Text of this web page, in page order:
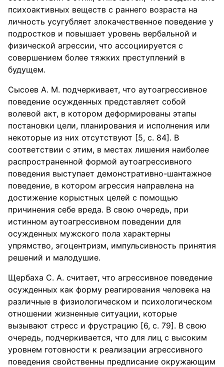
психоактивных веществ с раннего возраста на
личность усугубляет злокачественное поведение у
подростков и повышает уровень вербальной и
физической агрессии, что ассоциируется с
совершением более тяжких преступлений в
будущем.
Сысоев А. М. подчеркивает, что аутоагрессивное
поведение осужденных представляет собой
волевой акт, в котором деформированы этапы
постановки цели, планирования и исполнения или
некоторые из них отсутствуют [5, с. 84]. В
соответствии с этим, в местах лишения наиболее
распространенной формой аутоагрессивного
поведения выступает демонстративно-шантажное
поведение, в котором агрессия направлена на
достижение корыстных целей с помощью
причинения себе вреда. В свою очередь, при
истинном аутоагрессивном поведении для
осужденных мужского пола характерны
упрямство, эгоцентризм, импульсивность принятия
решений и малодушие.
Щербаха С. А. считает, что агрессивное поведение
осужденных как форму реагирования человека на
различные в физиологическом и психологическом
отношении жизненные ситуации, которые
вызывают стресс и фрустрацию [6, с. 79]. В свою
очередь, подчеркивается, что для лиц с высоким
уровнем готовности к реализации агрессивного
поведения свойственны предписание окружающим